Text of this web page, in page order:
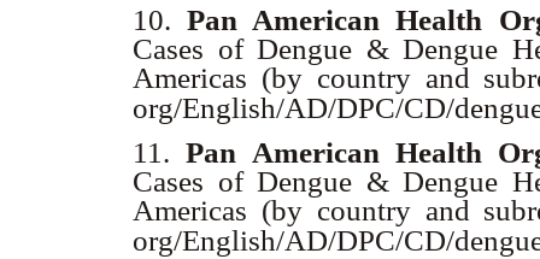
10.Pan American Health
Cases of Dengue & Dengue
Americas (by country and
org/English/AD/DPC/CD/
11.Pan American Health
Cases of Dengue & Dengue
Americas (by country and
org/English/AD/DPC/CD/